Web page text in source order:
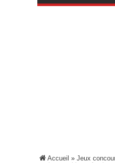
Accueil » Jeux